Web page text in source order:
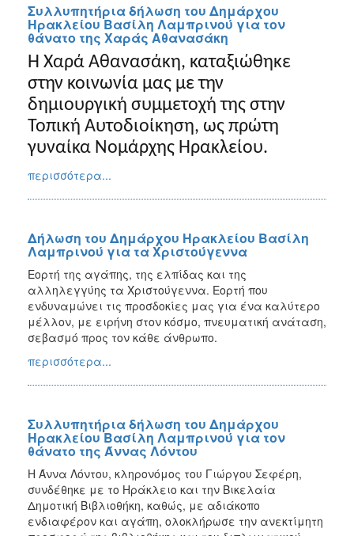
Συλλυπητήρια δήλωση του Δημάρχου
Ηρακλείου Βασίλη Λαμπρινού για τον
θάνατο της Χαράς Αθανασάκη
Η Χαρά Αθανασάκη, καταξιώθηκε
στην κοινωνία μας με την
δημιουργική συμμετοχή της στην
Τοπική Αυτοδιοίκηση, ως πρώτη
γυναίκα Νομάρχης Ηρακλείου.
περισσότερα...
Δήλωση του Δημάρχου Ηρακλείου Βασίλη
Λαμπρινού για τα Χριστούγεννα
Εορτή της αγάπης, της ελπίδας και της
αλληλεγγύης τα Χριστούγεννα. Εορτή που
ενδυναμώνει τις προσδοκίες μας για ένα καλύτερο
μέλλον, με ειρήνη στον κόσμο, πνευματική ανάταση,
σεβασμό προς τον κάθε άνθρωπο.
περισσότερα...
Συλλυπητήρια δήλωση του Δημάρχου
Ηρακλείου Βασίλη Λαμπρινού για τον
θάνατο της Άννας Λόντου
Η Άννα Λόντου, κληρονόμος του Γιώργου Σεφέρη,
συνδέθηκε με το Ηράκλειο και την Βικελαία
Δημοτική Βιβλιοθήκη, καθώς, με αδιάκοπο
ενδιαφέρον και αγάπη, ολοκλήρωσε την ανεκτίμητη